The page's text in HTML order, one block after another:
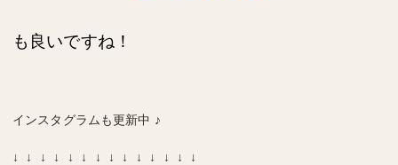
も良いですね！
インスタグラムも更新中 ♪
↓ ↓ ↓ ↓ ↓ ↓ ↓ ↓ ↓ ↓ ↓ ↓ ↓ ↓